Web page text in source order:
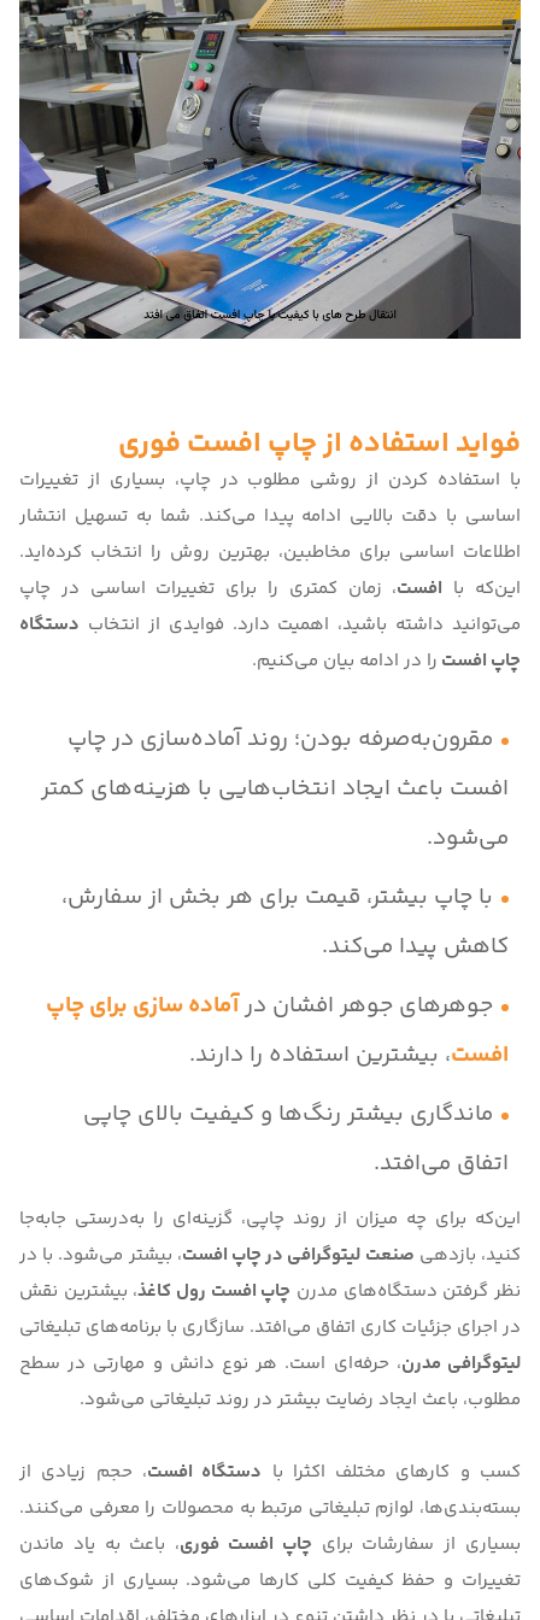
فواید استفاده از چاپ افست فوری
با استفاده کردن از روشی مطلوب در چاپ، بسیاری از تغییرات
اساسی با دقت بالایی ادامه پیدا می‌کند. شما به تسهیل انتشار
اطلاعات اساسی برای مخاطبین، بهترین روش را انتخاب کرده‌اید.
این‌که با افست، زمان کمتری را برای تغییرات اساسی در چاپ
می‌توانید داشته باشید، اهمیت دارد. فوایدی از انتخاب دستگاه
چاپ افست را در ادامه بیان می‌کنیم.
مقرون‌به‌صرفه بودن؛ روند آماده‌سازی در چاپ
افست باعث ایجاد انتخاب‌هایی با هزینه‌های کمتر
می‌شود.
با چاپ بیشتر، قیمت برای هر بخش از سفارش،
کاهش پیدا می‌کند.
جوهرهای جوهر افشان درآماده سازی برای چاپ
افست، بیشترین استفاده را دارند.
ماندگاری بیشتر رنگ‌ها و کیفیت بالای چاپی
اتفاق می‌افتد.
این‌که برای چه میزان از روند چاپی، گزینه‌ای را به‌درستی جابه‌جا
کنید، بازدهی صنعت لیتوگرافی در چاپ افست، بیشتر می‌شود. با در
نظر گرفتن دستگاه‌‌های مدرن چاپ افست رول کاغذ، بیشترین نقش
در اجرای جزئیات کاری اتفاق می‌افتد. سازگاری با برنامه‌های تبلیغاتی
لیتوگرافی مدرن، حرفه‌ای است. هر نوع دانش و مهارتی در سطح
مطلوب، باعث ایجاد رضایت بیشتر در روند تبلیغاتی می‌شود.
کسب و کارهای مختلف اکثرا با دستگاه افست، حجم زیادی از
بسته‌بندی‌ها، لوازم تبلیغاتی مرتبط به محصولات را معرفی می‌کنند.
بسیاری از سفارشات برای چاپ افست فوری، باعث به یاد ماندن
تغییرات و حفظ کیفیت کلی کارها می‌شود. بسیاری از شوک‌های